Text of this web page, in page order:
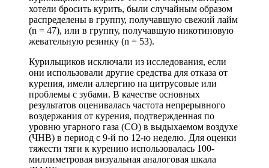
хотели бросить курить, были случайным образом
распределены в группу, получавшую свежий лайм
(n = 47), или в группу, получавшую никотиновую
жевательную резинку (n = 53).
Курильщиков исключали из исследования, если
они использовали другие средства для отказа от
курения, имели аллергию на цитрусовые или
проблемы с зубами. В качестве основных
результатов оценивалась частота непрерывного
воздержания от курения, подтвержденная по
уровню угарного газа (СО) в выдыхаемом воздухе
(ЧНВ) в период с 9-й по 12-ю неделю. Для оценки
тяжести тяги к курению использовалась 100-
миллиметровая визуальная аналоговая шкала